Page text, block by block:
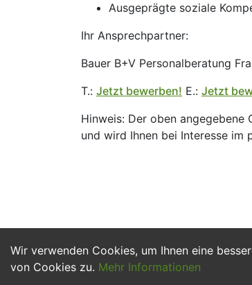
Wir verwenden Cookies, um Ihnen eine
von Cookies zu. Mehr Informationen
Ausgeprägte soziale
Ihr Ansprechpartner:
Bauer B+V Personalberatung
T.: Jetzt bewerben! E.: Jetzt
Hinweis: Der oben
und wird Ihnen bei Interesse im